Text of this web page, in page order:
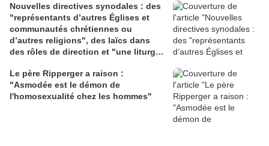
Nouvelles directives synodales : des
"représentants d’autres Églises et
communautés chrétiennes ou
d’autres religions", des laïcs dans
des rôles de direction et "une liturgie
Le père Ripperger a raison :
"Asmodée est le démon de
l'homosexualité chez les hommes"